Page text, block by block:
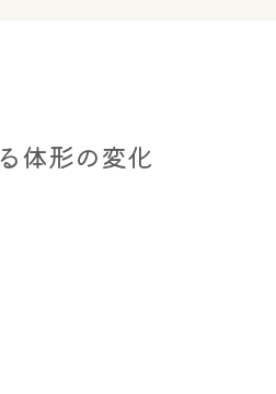
体形の変化